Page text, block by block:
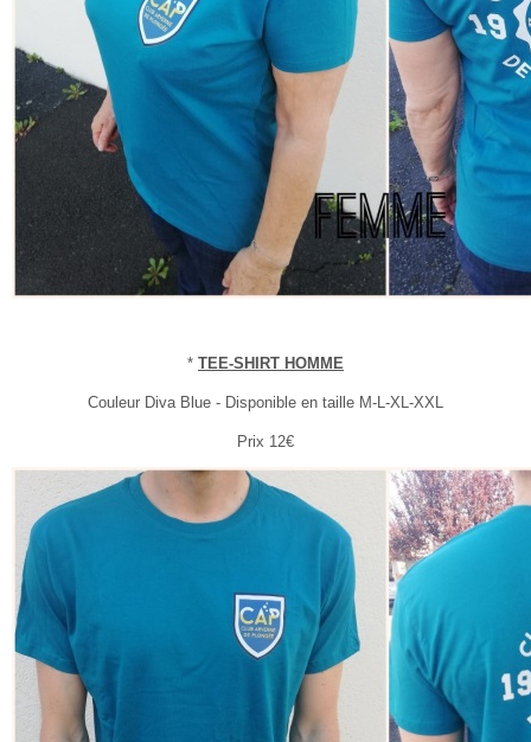
* TEE-SHIRT HOMME
Couleur Diva Blue - Disponible en taille M-L-XL-XXL
Prix 12€